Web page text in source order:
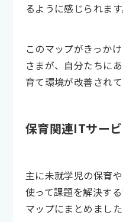
るように感じられます
このマップがきっか
さまが、自分たちに
育て環境が改善され
保育関連ITサー
主に未就学児の保育
使って課題を解決す
マップにまとめました